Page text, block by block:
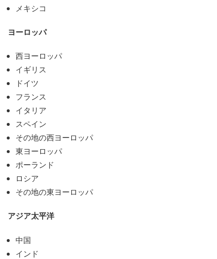
メキシコ
ヨーロッパ
西ヨーロッパ
イギリス
ドイツ
フランス
イタリア
スペイン
その地の西ヨーロッパ
東ヨーロッパ
ポーランド
ロシア
その地の東ヨーロッパ
アジア太平洋
中国
インド